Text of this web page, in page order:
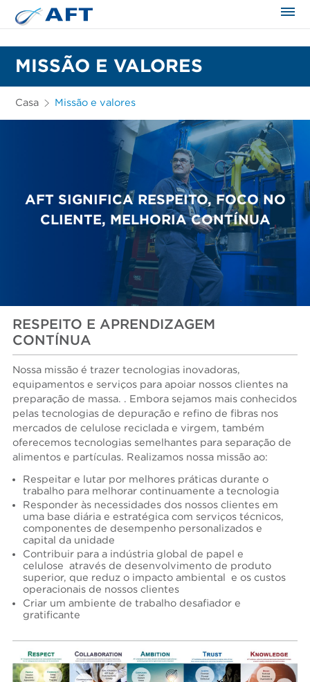
MISSÃO E VALORES
Casa Missão e valores
AFT SIGNIFICA RESPEITO, FOCO NO
CLIENTE, MELHORIA CONTÍNUA
RESPEITO E APRENDIZAGEM
CONTÍNUA
Nossa missão é trazer tecnologias inovadoras,
equipamentos e serviços para apoiar nossos clientes na
preparação de massa. . Embora sejamos mais conhecidos
pelas tecnologias de depuração e refino de fibras nos
mercados de celulose reciclada e virgem, também
oferecemos tecnologias semelhantes para separação de
alimentos e partículas. Realizamos nossa missão ao:
Respeitar e lutar por melhores práticas durante o
trabalho para melhorar continuamente a tecnologia
Responder às necessidades dos nossos clientes em
uma base diária e estratégica com serviços técnicos,
componentes de desempenho personalizados e
capital da unidade
Contribuir para a indústria global de papel e
celulose através de desenvolvimento de produto
superior, que reduz o impacto ambiental e os custos
operacionais de nossos clientes
Criar um ambiente de trabalho desafiador e
gratificante